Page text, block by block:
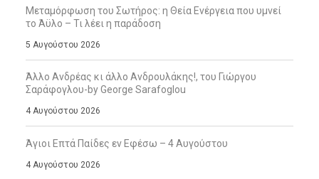
Μεταμόρφωση του Σωτήρος: η Θεία Ενέργεια που υμνεί
το Άϋλο – Τι λέει η παράδοση
5 Αυγούστου 2026
Άλλο Ανδρέας κι άλλο Ανδρουλάκης!, του Γιώργου
Σαράφογλου-by George Sarafoglou
4 Αυγούστου 2026
Άγιοι Επτά Παίδες εν Εφέσω – 4 Αυγούστου
4 Αυγούστου 2026